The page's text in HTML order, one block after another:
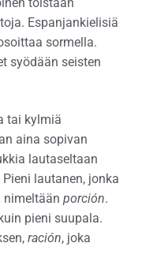
toistaan
Espanjankielisiä
sormella.
syödään seisten
tai kylmiä
aina sopivan
lautaseltaan
lautanen, jonka
nimeltään porción.
pieni suupala.
ración, joka